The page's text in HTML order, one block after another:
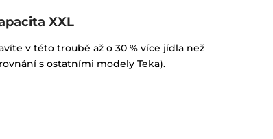
XXL
v této troubě až o 30 % více jídla než
s ostatními modely Teka).